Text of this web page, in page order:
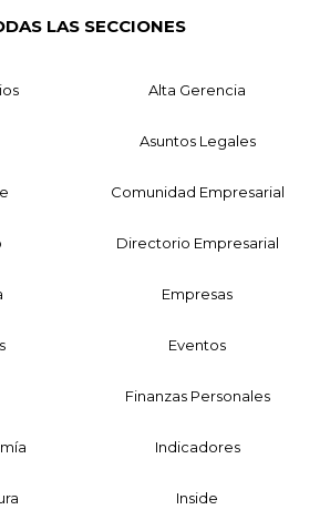
LAS SECCIONES
Alta Gerencia
Asuntos Legales
Comunidad Empresarial
Directorio Empresarial
Empresas
Eventos
Finanzas Personales
Indicadores
Inside